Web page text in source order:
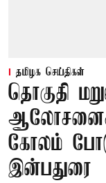
தமிழக செய்திகள்
தொகுதி
ஆலோசனைக்
கோலம்
இன்பதுரை